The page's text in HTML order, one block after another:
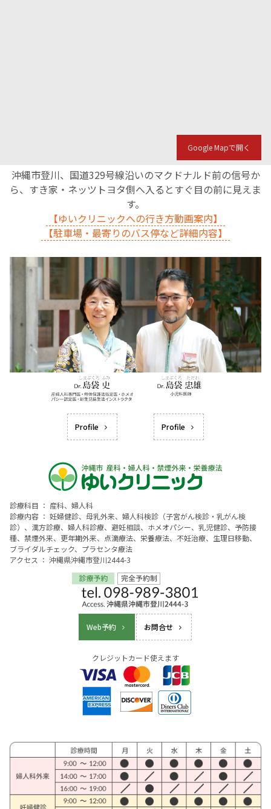
Google Mapで開く
沖縄市登川、国道329号線沿いのマクドナルド前の信号か
ら、すき家・ネッツトヨタ側へ入るとすぐ目の前に見えま
す。
【ゆいクリニックへの行き方動画案内】
【駐車場・最寄りのバス停など詳細内容】
Profile Profile
診療科目 ： 産科、婦人科
診療内容 ： 妊婦健診、母乳外来、婦人科検診（子宮がん検診・乳がん検
診）、漢方診療、婦人科診療、避妊相談、ホメオパシー、乳児健診、予防接
種、禁煙外来、更年期外来、点滴療法、栄養療法、不妊治療、生理日移動、
ブライダルチェック、プラセンタ療法
アクセス ： 沖縄県沖縄市登川2444-3
Web予約 お問合せ
クレジットカード使えます